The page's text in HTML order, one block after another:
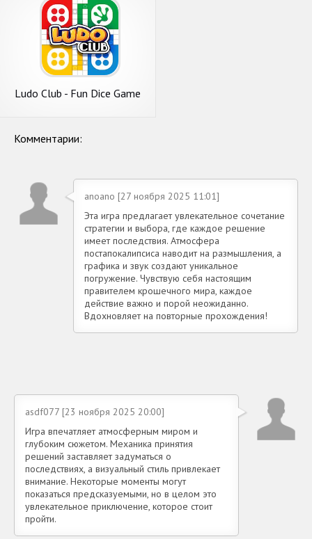
Ludo Club - Fun Dice Game
Комментарии:
anoano [27 ноября 2025 11:01]
Эта игра предлагает увлекательное сочетание
стратегии и выбора, где каждое решение
имеет последствия. Атмосфера
постапокалипсиса наводит на размышления, а
графика и звук создают уникальное
погружение. Чувствую себя настоящим
правителем крошечного мира, каждое
действие важно и порой неожиданно.
Вдохновляет на повторные прохождения!
asdf077 [23 ноября 2025 20:00]
Игра впечатляет атмосферным миром и
глубоким сюжетом. Механика принятия
решений заставляет задуматься о
последствиях, а визуальный стиль привлекает
внимание. Некоторые моменты могут
показаться предсказуемыми, но в целом это
увлекательное приключение, которое стоит
пройти.